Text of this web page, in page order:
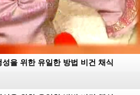
을 위한 유일한 방법 비건 채식